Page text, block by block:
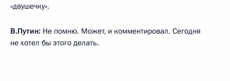
«двушечку».
В.Путин: Не помню. Может, и комментировал. Сегодня
не хотел бы этого делать.